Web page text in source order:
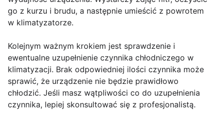
go z kurzu i brudu, a następnie umieścić z powrotem
w klimatyzatorze.
Kolejnym ważnym krokiem jest sprawdzenie i
ewentualne uzupełnienie czynnika chłodniczego w
klimatyzacji. Brak odpowiedniej ilości czynnika może
sprawić, że urządzenie nie będzie prawidłowo
chłodzić. Jeśli masz wątpliwości co do uzupełnienia
czynnika, lepiej skonsultować się z profesjonalistą.